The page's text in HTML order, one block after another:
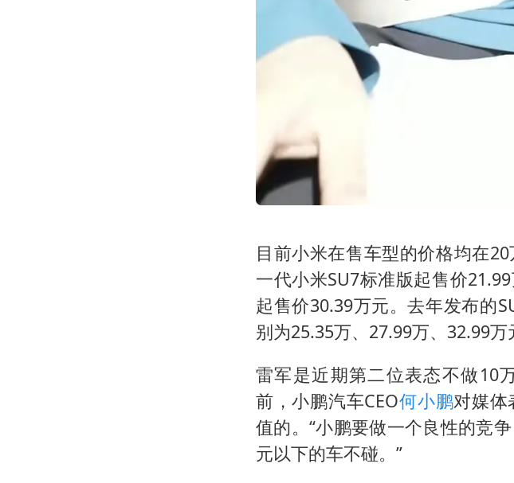
目前小米在售车型的价格均在
一代小米SU7标准版起售价
起售价30.39万元。去年发布的
别为25.35万、27.99万、32.99万
雷军是近期第二位表态不做10
前，小鹏汽车CEO何小鹏对媒体
值的。“小鹏要做一个良性的竞
元以下的车不碰。”